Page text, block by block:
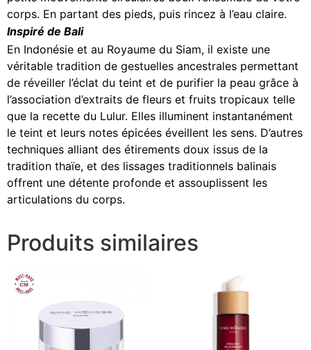
corps. En partant des pieds, puis rincez à l’eau claire.
Inspiré de Bali
En Indonésie et au Royaume du Siam, il existe une
véritable tradition de gestuelles ancestrales permettant
de réveiller l’éclat du teint et de purifier la peau grâce à
l’association d’extraits de fleurs et fruits tropicaux telle
que la recette du Lulur. Elles illuminent instantanément
le teint et leurs notes épicées éveillent les sens. D’autres
techniques alliant des étirements doux issus de la
tradition thaïe, et des lissages traditionnels balinais
offrent une détente profonde et assouplissent les
articulations du corps.
Produits similaires